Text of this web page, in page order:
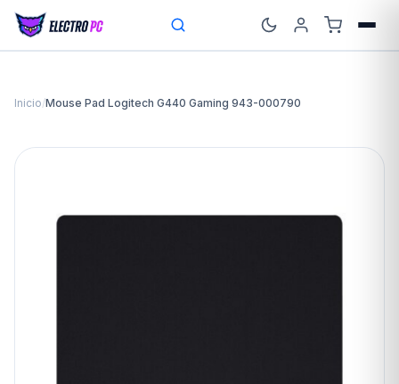
Inicio/Mouse Pad Logitech G440 Gaming 943-000790